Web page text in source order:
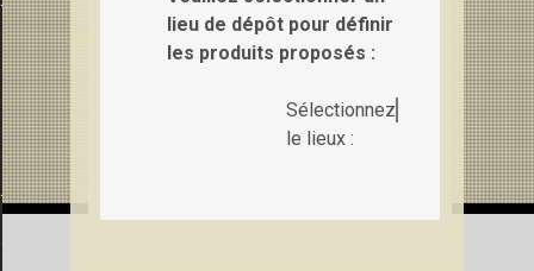
Ferme de la Pihaudaie (pains et gâteaux)
et vache)
lieu de dépôt pour définir
les produits proposés :
Sélectionnez
le lieux :